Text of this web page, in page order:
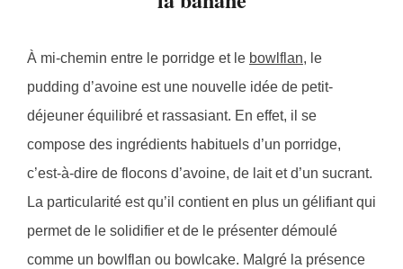
À mi-chemin entre le porridge et le bowlflan, le
pudding d’avoine est une nouvelle idée de petit-
déjeuner équilibré et rassasiant. En effet, il se
compose des ingrédients habituels d’un porridge,
c’est-à-dire de flocons d’avoine, de lait et d’un sucrant.
La particularité est qu’il contient en plus un gélifiant qui
permet de le solidifier et de le présenter démoulé
comme un bowlflan ou bowlcake. Malgré la présence